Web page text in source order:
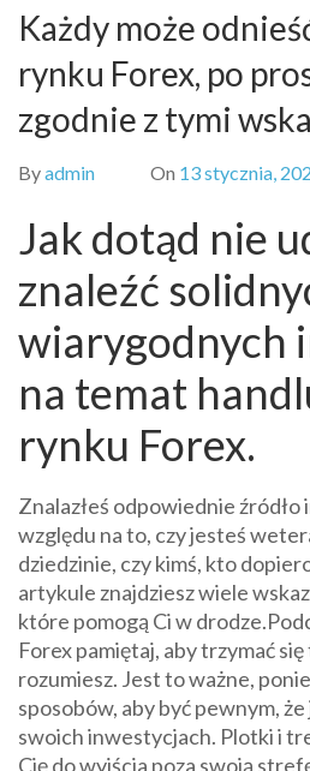
Każdy może
rynku Forex, po
zgodnie z tymi
Byadmin On 13 stycznia,
Jak dotąd nie
znaleźć
wiarygodnych
na temat
rynku Forex.
Znalazłeś odpowiednie źródło
względu na to, czy jesteś
dziedzinie, czy kimś, kto
artykule znajdziesz wiele
które pomogą Ci w
Forex pamiętaj, aby trzymać
rozumiesz. Jest to ważne,
sposobów, aby być pewnym,
swoich inwestycjach. Plotki i
Cię do wyjścia poza swoją